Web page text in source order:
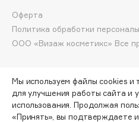
Dr.Althea
Dr.Ceuracle
Dr.Jart+
Dyson
ООО «Визаж косметикс» Все
Оферта
Политика обработки
Мы используем файлы cookies и
для улучшения работы сайта и
использования. Продолжая
«Принять», вы подтверждаете